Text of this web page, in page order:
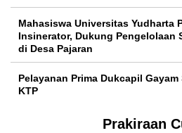
Mahasiswa Universitas Yudharta
Insinerator, Dukung Pengelolaan
di Desa Pajaran
Pelayanan Prima Dukcapil
KTP
Prakiraan